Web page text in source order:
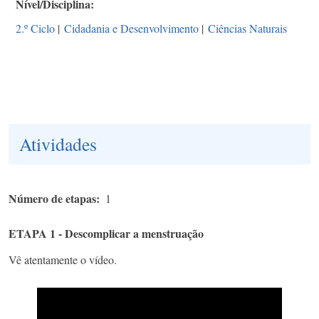
Nível/Disciplina
2.º Ciclo | Cidadania e Desenvolvimento | Ciências Naturais
Atividades
Número de etapas 1
ETAPA 1 - Descomplicar a menstruação
Vê atentamente o vídeo.